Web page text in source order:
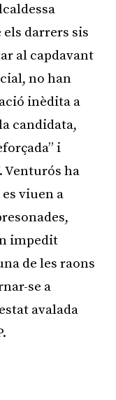
darrers sis
al capdavant
no han
inèdita a
candidata,
i
Venturós ha
viuen a
impedit
de les raons
se a
avalada